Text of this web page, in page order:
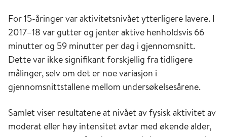
For 15-åringer var aktivitetsnivået ytterligere lavere. I
2017–18 var gutter og jenter aktive henholdsvis 66
minutter og 59 minutter per dag i gjennomsnitt.
Dette var ikke signifikant forskjellig fra tidligere
målinger, selv om det er noe variasjon i
gjennomsnittstallene mellom undersøkelsesårene.
Samlet viser resultatene at nivået av fysisk aktivitet av
moderat eller høy intensitet avtar med økende alder,